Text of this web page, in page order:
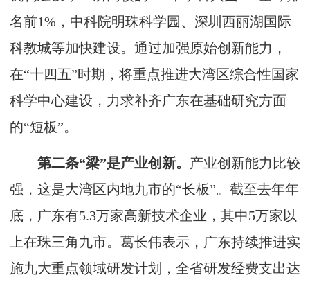
名前1%，中科院明珠科学园、深圳西丽湖国际
科教城等加快建设。通过加强原始创新能力，
在“十四五”时期，将重点推进大湾区综合性国家
科学中心建设，力求补齐广东在基础研究方面
的“短板”。
第二条“梁”是产业创新。 产业创新能力比较
强，这是大湾区内地九市的“长板”。截至去年年
底，广东有5.3万家高新技术企业，其中5万家以
上在珠三角九市。葛长伟表示，广东持续推进实
施九大重点领域研发计划，全省研发经费支出达